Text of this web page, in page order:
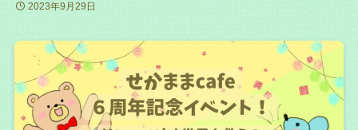
2023年9月29日